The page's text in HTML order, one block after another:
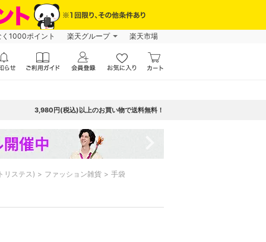
1000ポイント 楽天グループ 楽天市場
3,980円(税込)以上のお買い物で送料無料！
リステス) ファッション雑貨 手袋